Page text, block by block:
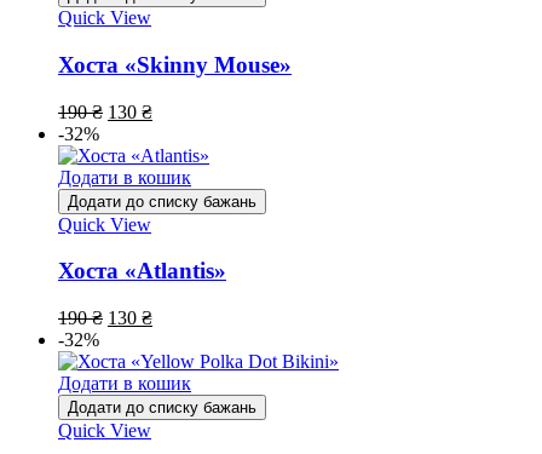
Quick View
Хоста «Skinny Mouse»
190₴ 130 ₴
-32%
Додати в кошик
Додати до списку бажань
Quick View
Хоста «Atlantis»
190₴ 130 ₴
-32%
Додати в кошик
Додати до списку бажань
Quick View